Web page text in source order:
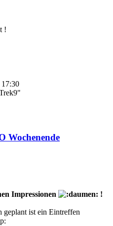
!
Wochenende
Impressionen !
geplant ist ein Eintreffen